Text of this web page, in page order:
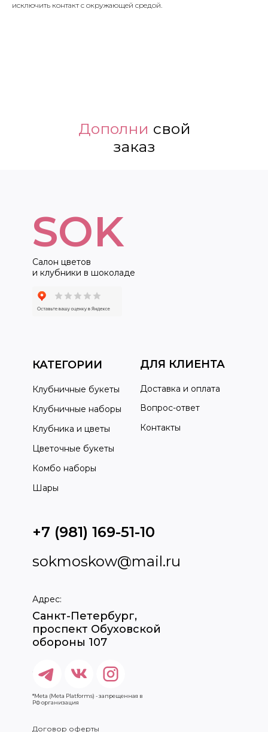
исключить контакт с окружающей средой.
Дополни свой
заказ
Салон цветов
и клубники в шоколаде
КАТЕГОРИИ ДЛЯ КЛИЕНТА
Клубничные букеты
Доставка и оплата
Вопрос-ответ
Контакты
Клубничные наборы
Клубника и цветы
Цветочные букеты
Комбо наборы
Шары
Договор оферты
SOK
+7 (981) 169-51-10
sokmoskow@mail.ru
Адрес:
Санкт-Петербург,
проспект Обуховской
обороны 107
*Meta (Meta Platforms) - запрещенная в
РФ организация